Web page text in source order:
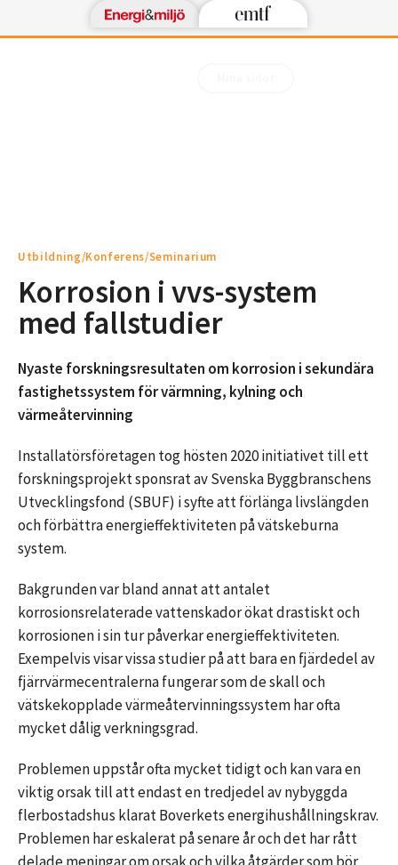
Utbildning/Konferens/Seminarium
Korrosion i vvs-system
med fallstudier
Nyaste forskningsresultaten om korrosion i sekundära
fastighetssystem för värmning, kylning och
värmeåtervinning
Installatörsföretagen tog hösten 2020 initiativet till ett
forskningsprojekt sponsrat av Svenska Byggbranschens
Utvecklingsfond (SBUF) i syfte att förlänga livslängden
och förbättra energieffektiviteten på vätskeburna
system.
Bakgrunden var bland annat att antalet
korrosionsrelaterade vattenskador ökat drastiskt och
korrosionen i sin tur påverkar energieffektiviteten.
Exempelvis visar vissa studier på att bara en fjärdedel av
fjärrvärmecentralerna fungerar som de skall och
vätskekopplade värmeåtervinningssystem har ofta
mycket dålig verkningsgrad.
Problemen uppstår ofta mycket tidigt och kan vara en
viktig orsak till att endast en tredjedel av nybyggda
flerbostadshus klarat Boverkets energihushållningskrav.
Problemen har eskalerat på senare år och det har rått